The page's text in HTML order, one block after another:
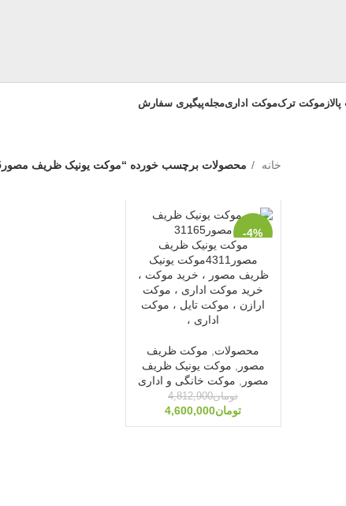
موکت ترکموکت اداریمجلهپیگیری سفارش
خانه محصولات برچسب خورده “موکت یونیک ظریف مصور31165”
-4%
ویژه
موکت یونیک ظریف
مصور4311موکت یونیک
ظریف مصور ، خرید موکت ،
خرید موکت اداری ، موکت
ارازن ، موکت تایل ، موکت
اداری ،
محصولات
موکت ظریف
مصور
موکت یونیک ظریف
مصور
موکت خانگی و اداری
تومان4,812,900
تومان4,600,000